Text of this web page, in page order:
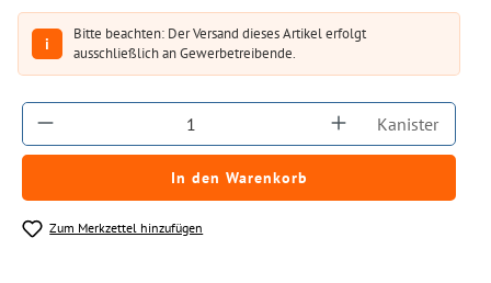
i
Bitte beachten: Der Versand dieses Artikel erfolgt
ausschließlich an Gewerbetreibende.
Produkt Anzahl: Gib den gewünschten
Kanister
In den Warenkorb
Zum Merkzettel hinzufügen